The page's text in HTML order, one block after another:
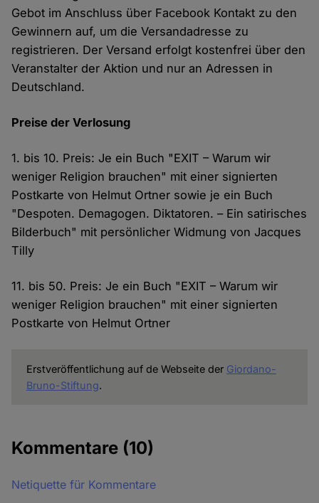
Gebot im Anschluss über Facebook Kontakt zu den
Gewinnern auf, um die Versandadresse zu
registrieren. Der Versand erfolgt kostenfrei über den
Veranstalter der Aktion und nur an Adressen in
Deutschland.
Preise der Verlosung
1. bis 10. Preis: Je ein Buch "EXIT – Warum wir
weniger Religion brauchen" mit einer signierten
Postkarte von Helmut Ortner sowie je ein Buch
"Despoten. Demagogen. Diktatoren. – Ein satirisches
Bilderbuch" mit persönlicher Widmung von Jacques
Tilly
11. bis 50. Preis: Je ein Buch "EXIT – Warum wir
weniger Religion brauchen" mit einer signierten
Postkarte von Helmut Ortner
Erstveröffentlichung auf de Webseite der Giordano-
Bruno-Stiftung.
Kommentare (10)
Netiquette für Kommentare